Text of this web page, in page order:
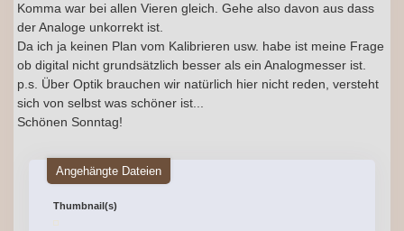
Komma war bei allen Vieren gleich. Gehe also davon aus dass
der Analoge unkorrekt ist.
Da ich ja keinen Plan vom Kalibrieren usw. habe ist meine Frage
ob digital nicht grundsätzlich besser als ein Analogmesser ist.
p.s. Über Optik brauchen wir natürlich hier nicht reden, versteht
sich von selbst was schöner ist...
Schönen Sonntag!
Angehängte Dateien
Thumbnail(s)